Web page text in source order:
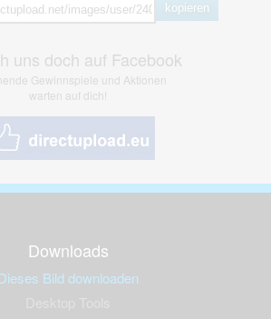
kopieren
uns doch auf Facebook
Gewinnspiele und Aktionen
warten auf dich!
Downloads
Bild downloaden